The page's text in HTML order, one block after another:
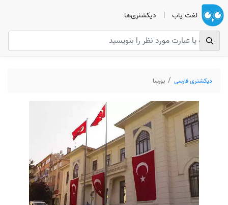
لغت یاب | دیکشنری‌ها
دیکشنری فارسی بورسا